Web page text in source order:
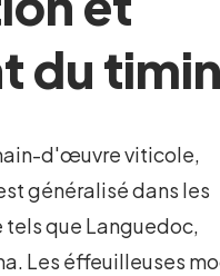
du
d'œuvre viticole,
généralisé dans les
que Languedoc,
Les éffeuilleuses